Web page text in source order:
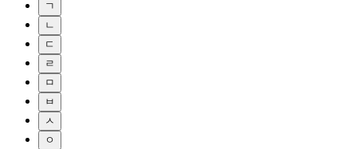
ㄱ
ㄴ
ㄷ
ㄹ
ㅁ
ㅂ
ㅅ
ㅇ